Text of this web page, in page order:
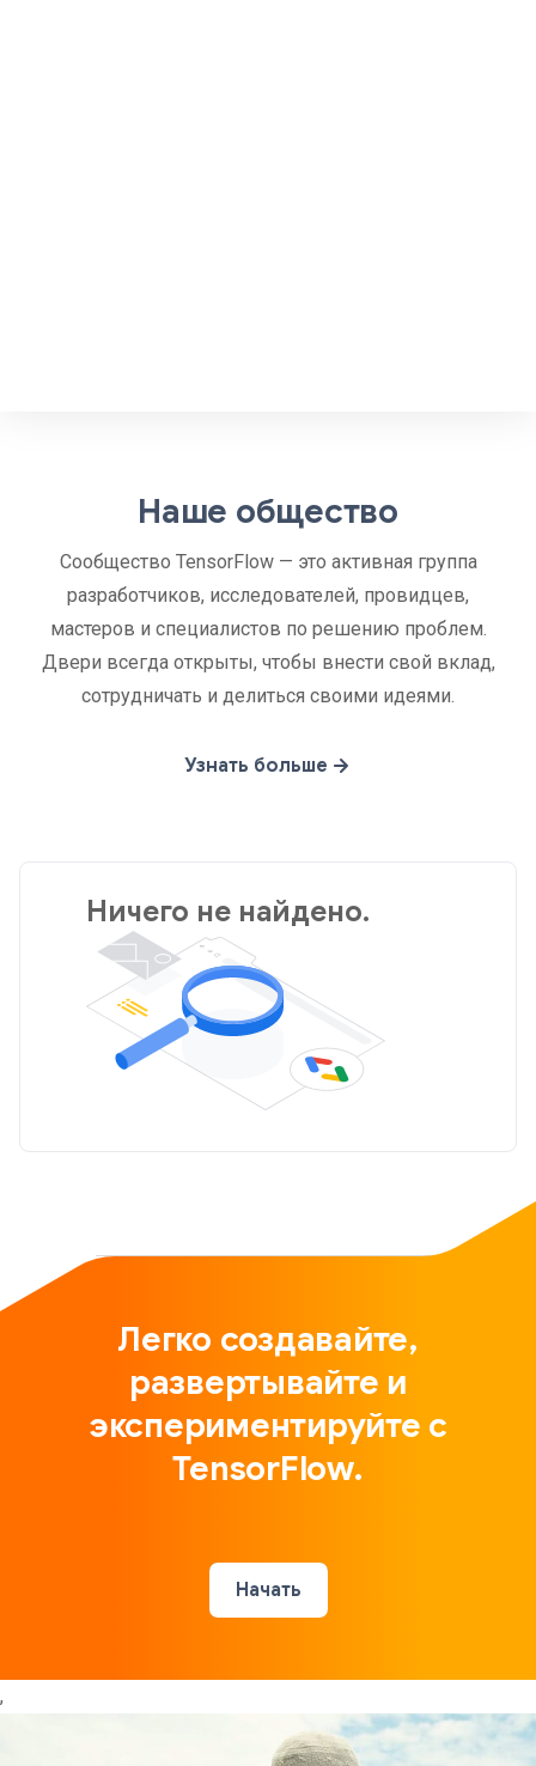
Наше общество
Сообщество TensorFlow — это активная группа
разработчиков, исследователей, провидцев,
мастеров и специалистов по решению проблем.
Двери всегда открыты, чтобы внести свой вклад,
сотрудничать и делиться своими идеями.
Узнать больше
Ничего не найдено.
Легко создавайте,
развертывайте и
экспериментируйте с
TensorFlow.
Начать
,